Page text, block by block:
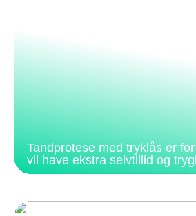
Tandprotese med tryklås er
vil have ekstra selvtillid og